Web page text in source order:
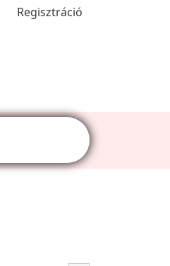
Regisztráció